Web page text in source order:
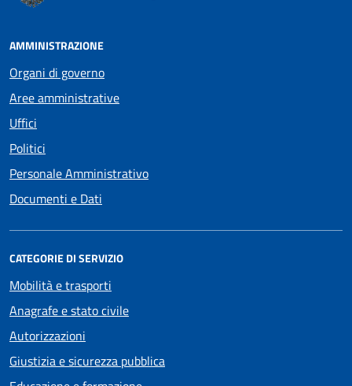
AMMINISTRAZIONE
Organi di governo
Aree amministrative
Uffici
Politici
Personale Amministrativo
Documenti e Dati
CATEGORIE DI SERVIZIO
Mobilità e trasporti
Anagrafe e stato civile
Autorizzazioni
Giustizia e sicurezza pubblica